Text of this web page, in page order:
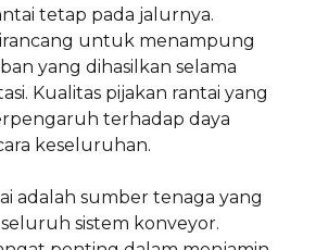
tetap pada jalurnya.
untuk menampung
yang dihasilkan selama
Kualitas pijakan rantai yang
terhadap daya
keseluruhan.
adalah sumber tenaga yang
sistem konveyor.